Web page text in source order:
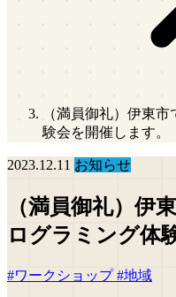
（満員御礼）伊東
験会を開催します。
2023.12.11 お知らせ
（満員御礼）伊
ログラミング体
#ワークショップ#地域